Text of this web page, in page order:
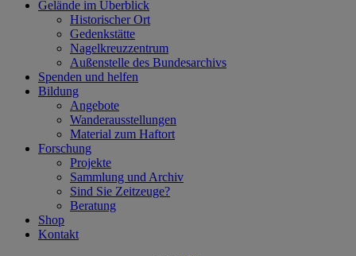
Gelände im Überblick
Historischer Ort
Gedenkstätte
Nagelkreuzzentrum
Außenstelle des Bundesarchivs
Spenden und helfen
Bildung
Angebote
Wanderausstellungen
Material zum Haftort
Forschung
Projekte
Sammlung und Archiv
Sind Sie Zeitzeuge?
Beratung
Shop
Kontakt